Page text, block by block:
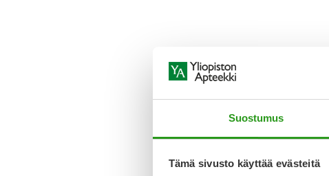
Suostumus
Tämä sivusto käyttää evästeitä